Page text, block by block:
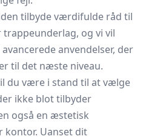
tilbyde værdifulde råd til
og vi vil
anvendelser, der
til det næste niveau.
du være i stand til at vælge
ikke blot tilbyder
også en æstetisk
kontor. Uanset dit